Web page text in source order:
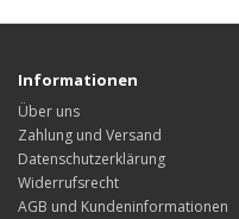
Informationen
Über uns
Zahlung und Versand
Datenschutzerklärung
Widerrufsrecht
AGB und Kundeninformationen